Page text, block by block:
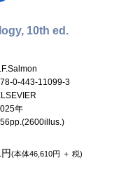
10th ed.
0-443-11099-3
年
(本体46,610円 ＋ 税)